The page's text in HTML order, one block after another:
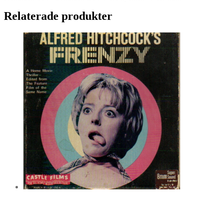
Relaterade produkter